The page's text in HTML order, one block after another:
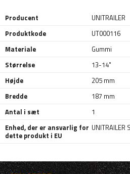
Producent
UNITRAILER
Produktkode
UT000116
Materiale
Gummi
Størrelse
13-14"
Højde
205 mm
Bredde
187 mm
Antal i sæt
1
Enhed, der er ansvarlig for
dette produkt i EU
UNITRAILER